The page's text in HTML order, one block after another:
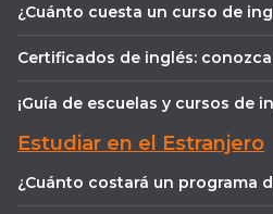
¿Cuánto cuesta un curso de
Certificados de inglés:
¡Guía de escuelas y cursos de
Estudiar en el Estranjero
¿Cuánto costará un programa